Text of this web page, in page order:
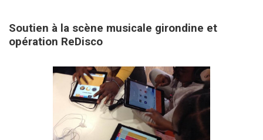
Soutien à la scène musicale girondine et
opération ReDisco